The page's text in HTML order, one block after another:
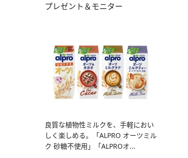
プレゼント＆モニター
良質な植物性ミルクを、手軽におい
しく楽しめる。「ALPRO オーツミル
ク 砂糖不使用」「ALPROオ...